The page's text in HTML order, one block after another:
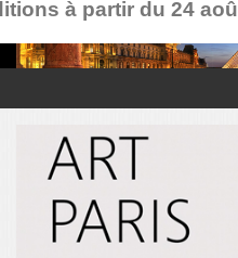
à partir du 24 août